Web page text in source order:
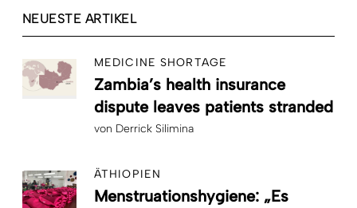
NEUESTE ARTIKEL
MEDICINE SHORTAGE
Zambia’s health insurance
dispute leaves patients stranded
von Derrick Silimina
ÄTHIOPIEN
Menstruationshygiene: „Es